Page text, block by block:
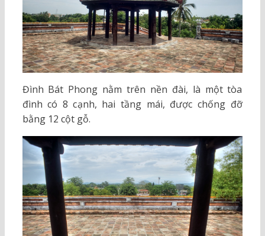
Đình Bát Phong nằm trên nền đài, là một tòa
đình có 8 cạnh, hai tầng mái, được chống đỡ
bằng 12 cột gỗ.